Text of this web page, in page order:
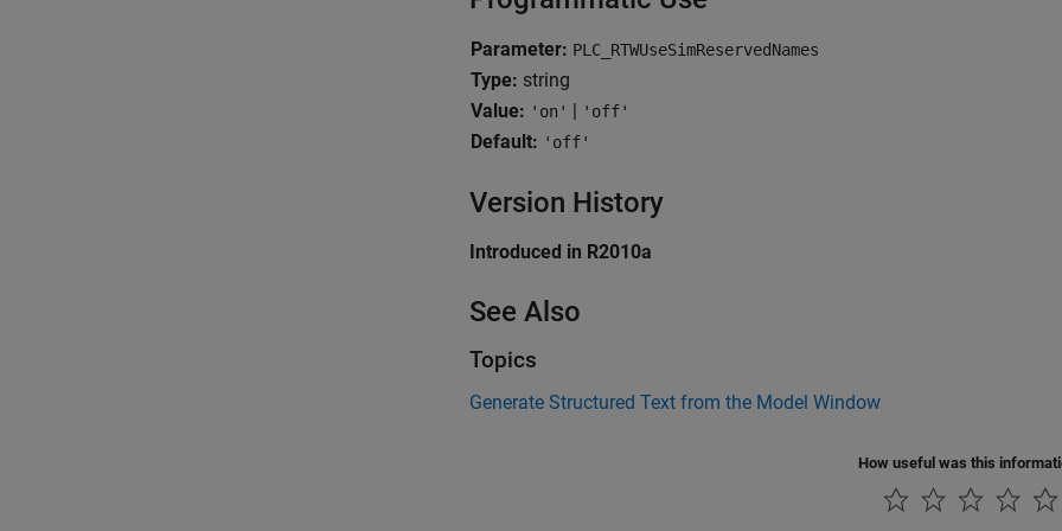
Parameter: PLC_RTWUseSimReservedNames
Type: string
Value: 'on' | 'off'
Default: 'off'
Version History
Introduced in R2010a
See Also
Topics
Generate Structured Text from the Model Window
How useful was this